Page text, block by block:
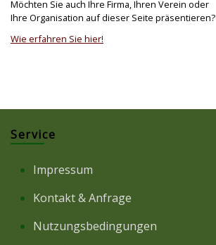
Möchten Sie auch Ihre Firma, Ihren Verein oder
Ihre Organisation auf dieser Seite präsentieren?
Wie erfahren Sie hier!
Service
Impressum
Kontakt & Anfrage
Nutzungsbedingungen